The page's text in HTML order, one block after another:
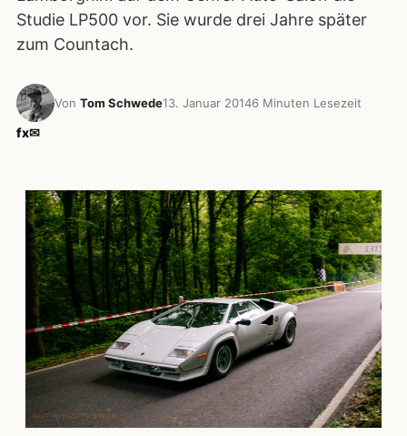
Studie LP500 vor. Sie wurde drei Jahre später
zum Countach.
Von Tom Schwede13. Januar 20146 Minuten Lesezeit
fx✉